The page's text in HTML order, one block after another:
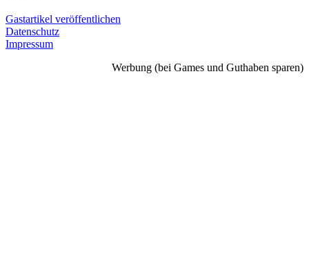
Gastartikel veröffentlichen
Datenschutz
Impressum
Werbung (bei Games und Guthaben sparen)